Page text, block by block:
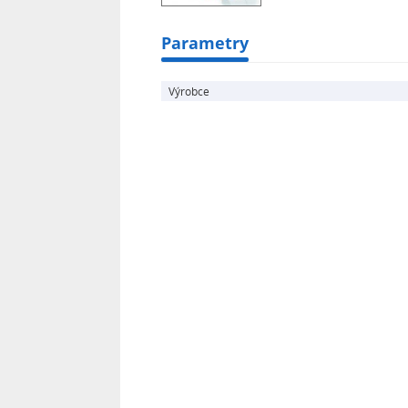
Parametry
Výrobce